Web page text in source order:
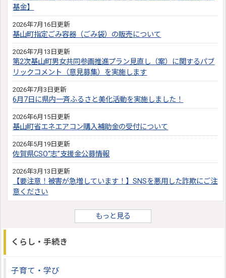
基金】
2026年7月16日更新
基山町指定ごみ容器（ごみ袋）の販売について
2026年7月13日更新
第2次基山町男女共同参画推進プラン見直し（案）に関するパブ
リックコメント（意見募集）を実施します
2026年7月3日更新
6月7日に県内一斉ふるさと美化活動を実施しました！
2026年6月15日更新
基山町省エネエアコン購入補助金の受付について
2026年5月19日更新
佐賀県CSO“志”支援金公募情報
2026年3月13日更新
【要注意！被害が急増しています！】SNSを悪用した詐欺にご注
意ください
もっと見る
くらし・手続き
子育て・学び